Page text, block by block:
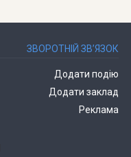
ЗВОРОТНІЙ ЗВ’ЯЗОК
Додати подію
Додати заклад
Реклама